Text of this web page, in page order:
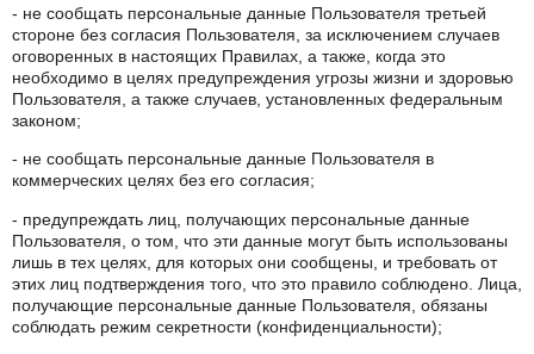
- не сообщать персональные данные Пользователя третьей
стороне без согласия Пользователя, за исключением случаев
оговоренных в настоящих Правилах, а также, когда это
необходимо в целях предупреждения угрозы жизни и здоровью
Пользователя, а также случаев, установленных федеральным
законом;
- не сообщать персональные данные Пользователя в
коммерческих целях без его согласия;
- предупреждать лиц, получающих персональные данные
Пользователя, о том, что эти данные могут быть использованы
лишь в тех целях, для которых они сообщены, и требовать от
этих лиц подтверждения того, что это правило соблюдено. Лица,
получающие персональные данные Пользователя, обязаны
соблюдать режим секретности (конфиденциальности);